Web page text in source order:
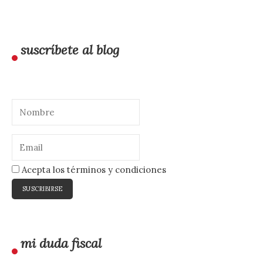
suscríbete al blog
Acepta los términos y condiciones
mi duda fiscal